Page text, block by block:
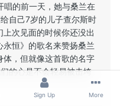
的前一天，她与桑兰在
自己7岁的儿子查尔斯时
次见面的时候你还没出
永恒》的歌名来赞扬桑兰
体，但就像这首歌的名字
的心是不会轻易被击垮
Sign Up More